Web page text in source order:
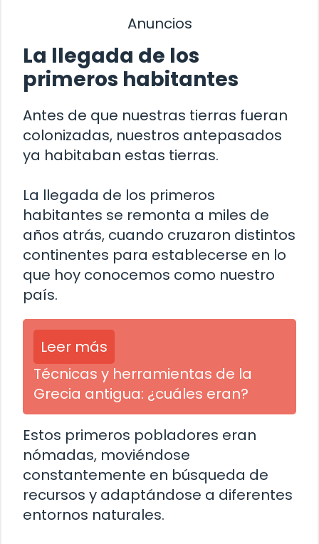
Anuncios
La llegada de los
primeros habitantes
Antes de que nuestras tierras fueran
colonizadas, nuestros antepasados
ya habitaban estas tierras.
La llegada de los primeros
habitantes se remonta a miles de
años atrás, cuando cruzaron distintos
continentes para establecerse en lo
que hoy conocemos como nuestro
país.
Leer más
Técnicas y herramientas de la
Grecia antigua: ¿cuáles eran?
Estos primeros pobladores eran
nómadas, moviéndose
constantemente en búsqueda de
recursos y adaptándose a diferentes
entornos naturales.